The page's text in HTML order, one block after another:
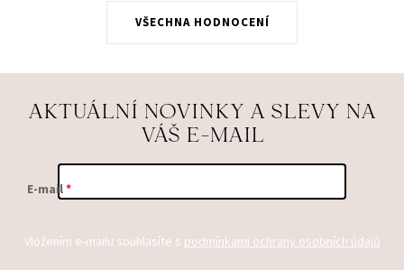
VŠECHNA HODNOCENÍ
AKTUÁLNÍ NOVINKY A SLEVY NA
VÁŠ E-MAIL
E-mail
Vložením e-mailu souhlasíte s podmínkami ochrany osobních údajů